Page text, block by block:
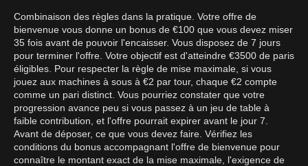
Combinaison des règles dans la pratique. Votre offre de
bienvenue vous donne un bonus de €100 que vous devez miser
35 fois avant de pouvoir l'encaisser. Vous disposez de 7 jours
pour terminer l'offre. Votre objectif est d'atteindre €3500 de paris
éligibles. Pour respecter la règle de mise maximale, si vous
jouez aux machines à sous à €2 par tour, chaque €2 compte
comme un pari distinct. Vous pourriez constater que votre
progression avance peu si vous passez à un jeu de table à
faible contribution, et l'offre pourrait expirer avant le jour 7.
Avant de déposer, ce que vous devez faire. Vérifiez les
conditions du bonus accompagnant l'offre de bienvenue pour
connaître le montant exact de la mise maximale, l'exigence de